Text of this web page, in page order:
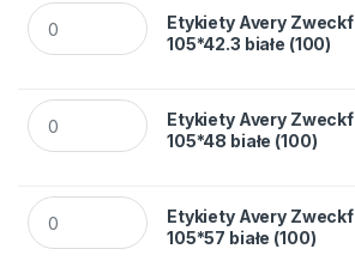
Etykiety Avery Zweckform 105*42.3
Etykiety Avery
105*42.3 białe (100)
Etykiety Avery Zweckform 105*48
Etykiety Avery
105*48 białe (100)
Etykiety Avery Zweckform 105*57
Etykiety Avery
105*57 białe (100)